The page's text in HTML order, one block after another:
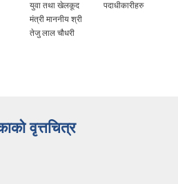
युवा तथा खेलकूद
मंत्री माननीय श्री
तेजु लाल चौधरी
पदाधीकारीहरु
वृत्तचित्र